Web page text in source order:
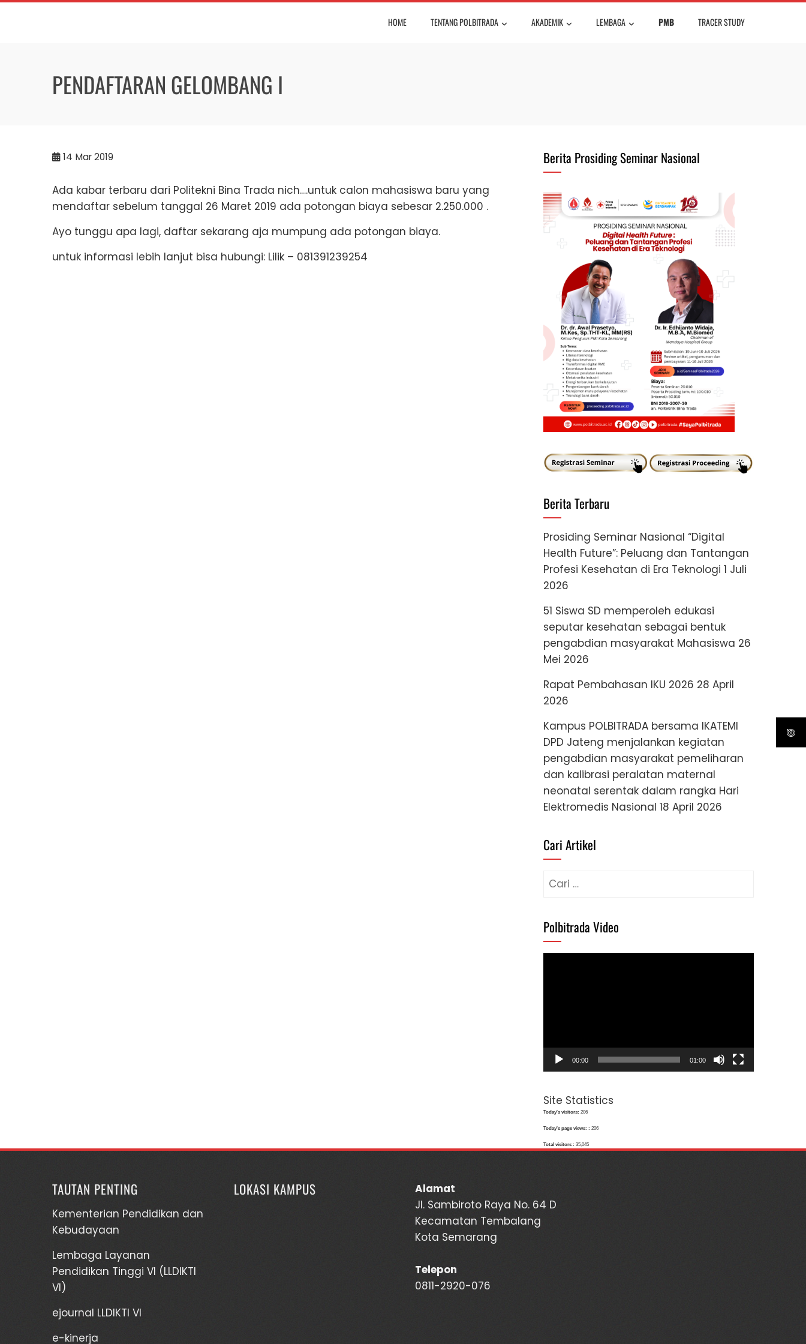
Skip
HOME TENTANG POLBITRADA AKADEMIK LEMBAGA PMB TRACER STUDY
PENDAFTARAN GELOMBANG I
14 Mar 2019
Ada kabar terbaru dari Politekni Bina Trada nich….untuk calon mahasiswa baru yang
mendaftar sebelum tanggal 26 Maret 2019 ada potongan biaya sebesar 2.250.000 .
Ayo tunggu apa lagi, daftar sekarang aja mumpung ada potongan biaya.
untuk informasi lebih lanjut bisa hubungi: Lilik – 081391239254
Berita Prosiding Seminar Nasional
Berita Terbaru
Prosiding Seminar Nasional “Digital
Health Future”: Peluang dan Tantangan
Profesi Kesehatan di Era Teknologi 1 Juli
2026
51 Siswa SD memperoleh edukasi
seputar kesehatan sebagai bentuk
pengabdian masyarakat Mahasiswa 26
Mei 2026
Rapat Pembahasan IKU 2026 28 April
2026
Kampus POLBITRADA bersama IKATEMI
DPD Jateng menjalankan kegiatan
pengabdian masyarakat pemeliharan
dan kalibrasi peralatan maternal
neonatal serentak dalam rangka Hari
Elektromedis Nasional 18 April 2026
Cari Artikel
Cari
Polbitrada Video
00:00 01:00
Site Statistics
Today's visitors: 206
Today's page views: : 206
Total visitors : 35,045
TAUTAN PENTING
Kementerian Pendidikan dan
Kebudayaan
Lembaga Layanan
Pendidikan Tinggi VI (LLDIKTI
VI)
ejournal LLDIKTI VI
e-kinerja
LOKASI KAMPUS
Alamat
Jl. Sambiroto Raya No. 64 D
Kecamatan Tembalang
Kota Semarang
Telepon
0811-2920-076